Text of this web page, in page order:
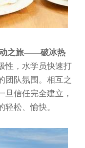
动之旅——破冰热
性，水学员快速打
团队氛围。相互之
旦信任完全建立，
松、愉快。